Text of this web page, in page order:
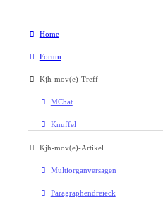
Home
Forum
Kjh-mov(e)-Treff
MChat
Knuffel
Kjh-mov(e)-Artikel
Multiorganversagen
Paragraphendreieck